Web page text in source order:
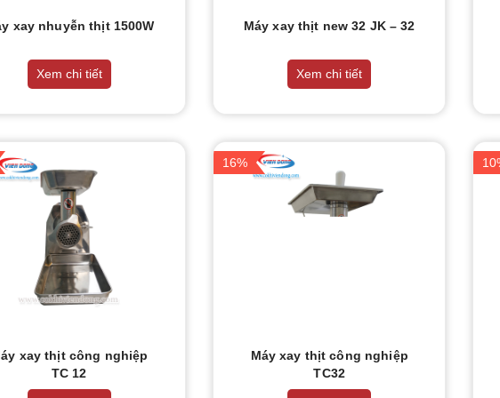
xay nhuyễn thịt 1500W
Xem chi tiết
Máy xay thịt new 32 JK – 32
Xem chi tiết
xay thịt công nghiệp
TC 12
16%
Máy xay thịt công nghiệp
TC32